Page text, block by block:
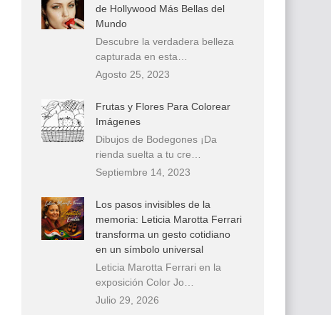
de Hollywood Más Bellas del
Mundo
Descubre la verdadera belleza
capturada en esta…
Agosto 25, 2023
Frutas y Flores Para Colorear
Imágenes
Dibujos de Bodegones ¡Da
rienda suelta a tu cre…
Septiembre 14, 2023
Los pasos invisibles de la
memoria: Leticia Marotta Ferrari
transforma un gesto cotidiano
en un símbolo universal
Leticia Marotta Ferrari en la
exposición Color Jo…
Julio 29, 2026